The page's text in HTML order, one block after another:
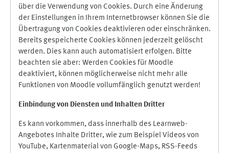
über die Verwendung von Cookies. Durch eine Änderung
der Einstellungen in Ihrem Internetbrowser können Sie die
Übertragung von Cookies deaktivieren oder einschränken.
Bereits gespeicherte Cookies können jederzeit gelöscht
werden. Dies kann auch automatisiert erfolgen. Bitte
beachten sie aber: Werden Cookies für Moodle
deaktiviert, können möglicherweise nicht mehr alle
Funktionen von Moodle vollumfänglich genutzt werden!
Einbindung von Diensten und Inhalten Dritter
Es kann vorkommen, dass innerhalb des Learnweb-
Angebotes Inhalte Dritter, wie zum Beispiel Videos von
YouTube, Kartenmaterial von Google-Maps, RSS-Feeds